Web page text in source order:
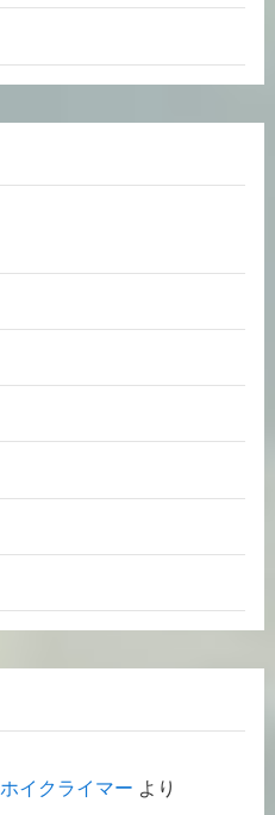
ホイクライマー より